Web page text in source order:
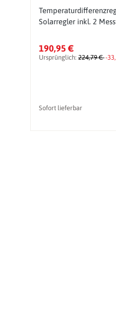
Solarregler inkl. 2
190,95 €
Ursprünglich: 224,79 €-
Sofort lieferbar